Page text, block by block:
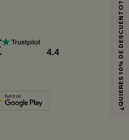
4.4 ¿QUIERES 10% DE DESCUENTO?